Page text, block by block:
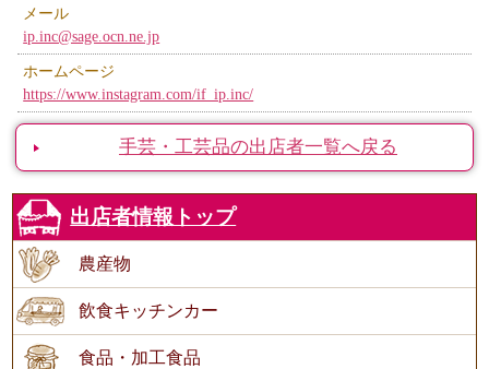
メール
ip.inc@sage.ocn.ne.jp
ホームページ
https://www.instagram.com/if_ip.inc/
手芸・工芸品の出店者一覧へ戻る
出店者情報トップ
農産物
飲食キッチンカー
食品・加工食品